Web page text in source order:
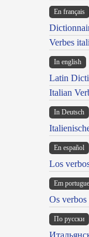
En français
Verbes
In english
Latin
Italian
In Deutsch
En español
Los
Em
Os
По русски